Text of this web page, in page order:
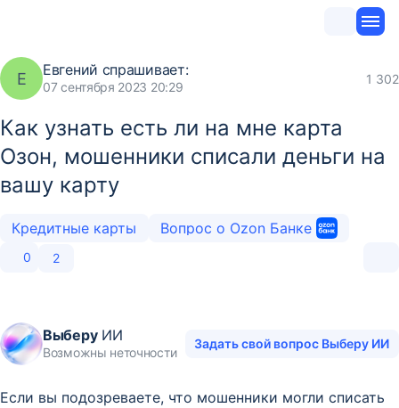
Е Евгений спрашивает:
07 сентября 2023 20:29
1 302
Как узнать есть ли на мне карта
Озон, мошенники списали деньги на
вашу карту
Кредитные карты Вопрос о Ozon Банке
0 2
ВыберуИИ
Возможны неточности
Задать свой вопрос Выберу ИИ
Если вы подозреваете, что мошенники могли списать